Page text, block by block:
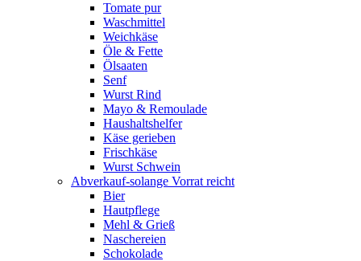
Tomate pur
Waschmittel
Weichkäse
Öle & Fette
Ölsaaten
Senf
Wurst Rind
Mayo & Remoulade
Haushaltshelfer
Käse gerieben
Frischkäse
Wurst Schwein
Abverkauf-solange Vorrat reicht
Bier
Hautpflege
Mehl & Grieß
Naschereien
Schokolade